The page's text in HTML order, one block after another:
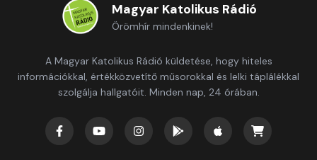
Magyar Katolikus Rádió
Örömhír mindenkinek!
A Magyar Katolikus Rádió küldetése, hogy hiteles
információkkal, értékközvetítő műsorokkal és lelki táplálékkal
szolgálja hallgatóit. Minden nap, 24 órában.